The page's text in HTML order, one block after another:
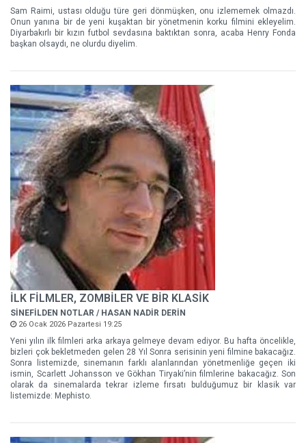
Sam Raimi, ustası olduğu türe geri dönmüşken, onu izlememek olmazdı.
Onun yanına bir de yeni kuşaktan bir yönetmenin korku filmini ekleyelim.
Diyarbakırlı bir kızın futbol sevdasına baktıktan sonra, acaba Henry Fonda
başkan olsaydı, ne olurdu diyelim.
İLK FİLMLER, ZOMBİLER VE BİR KLASİK
SİNEFİLDEN NOTLAR / HASAN NADİR DERİN
26 Ocak 2026 Pazartesi 19:25
Yeni yılın ilk filmleri arka arkaya gelmeye devam ediyor. Bu hafta öncelikle,
bizleri çok bekletmeden gelen 28 Yıl Sonra serisinin yeni filmine bakacağız.
Sonra listemizde, sinemanın farklı alanlarından yönetmenliğe geçen iki
ismin, Scarlett Johansson ve Gökhan Tiryaki’nin filmlerine bakacağız. Son
olarak da sinemalarda tekrar izleme fırsatı bulduğumuz bir klasik var
listemizde: Mephisto.